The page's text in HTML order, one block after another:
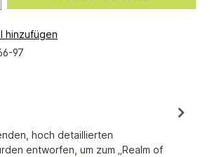
hinzufügen
97
hoch detaillierten
entworfen, um zum „Realm of